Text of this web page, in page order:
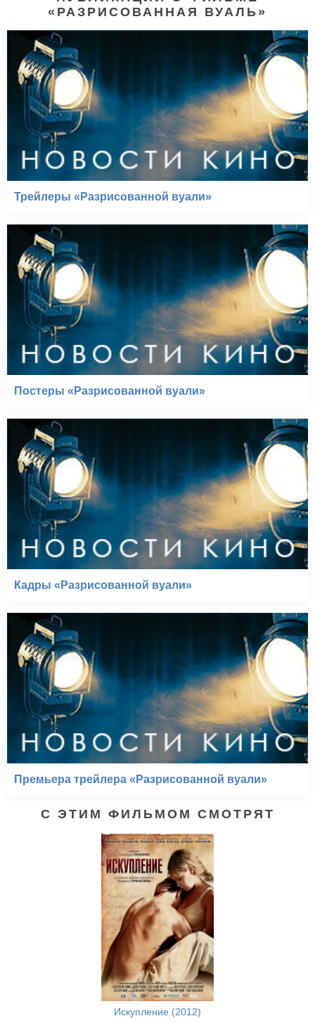
«РАЗРИСОВАННАЯ ВУАЛЬ»
Трейлеры «Разрисованной вуали»
Постеры «Разрисованной вуали»
Кадры «Разрисованной вуали»
Премьера трейлера «Разрисованной вуали»
С ЭТИМ ФИЛЬМОМ СМОТРЯТ
Искупление (2012)